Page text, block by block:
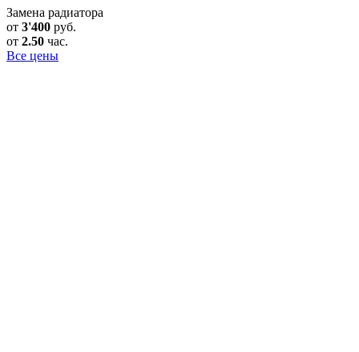
Замена радиатора
от 3'400 руб.
от 2.50 час.
Все цены